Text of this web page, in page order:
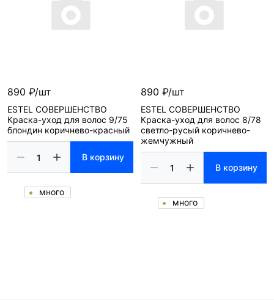
890 ₽/шт
ESTEL СОВЕРШЕНСТВО
Краска-уход для волос 9/75
блондин коричнево-красный
В корзину
много
890 ₽/шт
ESTEL СОВЕРШЕНСТВО
Краска-уход для волос 8/78
светло-русый коричнево-
жемчужный
В корзину
много